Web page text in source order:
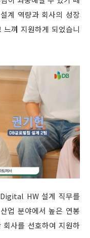
계 역량과 회사의 성장
껴 지원하게 되었습니
HW 설계 직무를
업 분야에서 높은 연봉
사를 선호하여 지원하